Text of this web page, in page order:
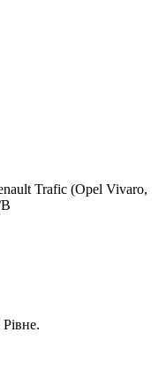
Trafic (Opel Vivaro,
В